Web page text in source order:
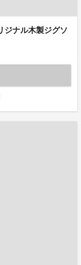
ナル木製ジグソ